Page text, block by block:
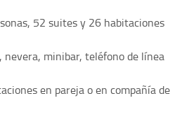
52 suites y 26 habitaciones
nevera, minibar, teléfono de línea
en pareja o en compañía de